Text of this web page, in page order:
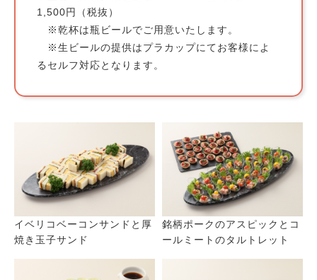
1,500円（税抜）
※乾杯は瓶ビールでご用意いたします。
※生ビールの提供はプラカップにてお客様によ
るセルフ対応となります。
イベリコベーコンサンドと厚
焼き玉子サンド
銘柄ポークのアスピックとコ
ールミートのタルトレット